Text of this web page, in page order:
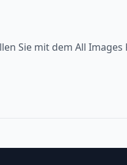
Sie mit dem All